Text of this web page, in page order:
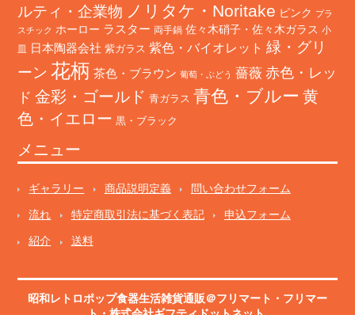
ルティ・企業物 ノリタケ・Noritake ピンク プラ
スチック ホーロー ラスター 両手鍋 佐々木硝子・佐々木ガラス 小
皿
日本陶器会社 紫ガラス 紫色・バイオレット 緑・グリ
ーン 花柄 茶色・ブラウン 葡萄・ぶどう 薔薇 赤色・レッ
ド 金彩・ゴールド 青ガラス 青色・ブルー 黄
色・イエロー 黒・ブラック
メニュー
ギャラリー 商品説明定義 問い合わせフォーム
流れ 特定商取引法に基づく表記 申込フォーム
紹介 送料
昭和レトロポップ食器生活雑貨通販＠フリマート ・ フリマー